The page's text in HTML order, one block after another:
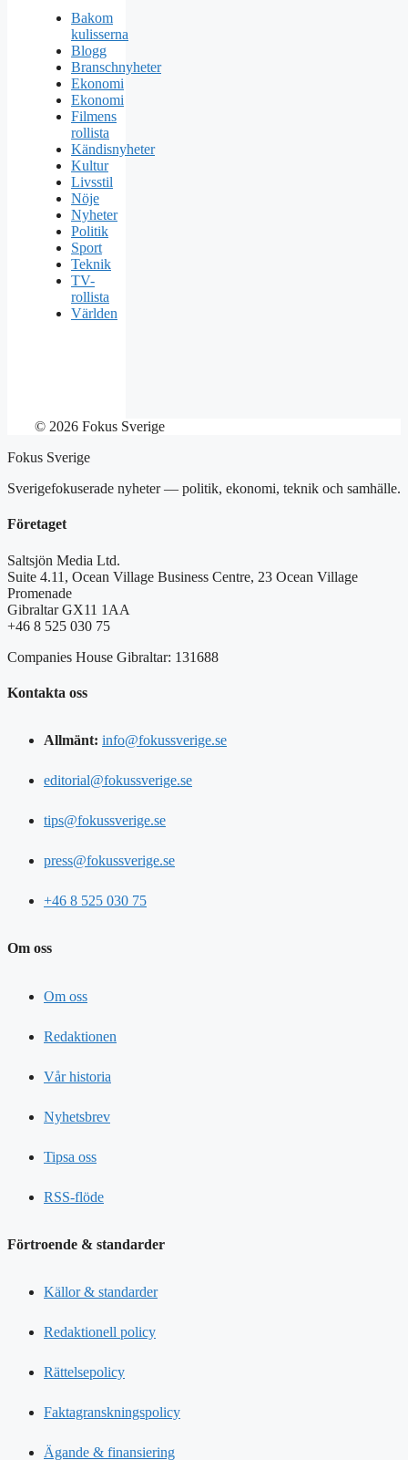
Bakom
kulisserna
Blogg
Branschnyheter
Ekonomi
Ekonomi
Filmens
rollista
Kändisnyheter
Kultur
Livsstil
Nöje
Nyheter
Politik
Sport
Teknik
TV-
rollista
Världen
© 2026 Fokus Sverige
Fokus Sverige
Sverigefokuserade nyheter — politik, ekonomi, teknik och samhälle.
Företaget
Saltsjön Media Ltd.
Suite 4.11, Ocean Village Business Centre, 23 Ocean Village
Promenade
Gibraltar GX11 1AA
+46 8 525 030 75
Companies House Gibraltar: 131688
Kontakta oss
Allmänt: info@fokussverige.se
editorial@fokussverige.se
tips@fokussverige.se
press@fokussverige.se
+46 8 525 030 75
Om oss
Om oss
Redaktionen
Vår historia
Nyhetsbrev
Tipsa oss
RSS-flöde
Förtroende & standarder
Källor & standarder
Redaktionell policy
Rättelsepolicy
Faktagranskningspolicy
Ägande & finansiering